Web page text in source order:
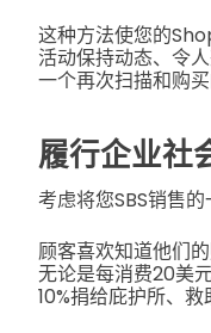
这种方法使您的
活动保持动态、令
一个再次扫描和购买
履行企业社
考虑将您SBS销售
顾客喜欢知道他们
无论是每消费20美
10%捐给庇护所、救